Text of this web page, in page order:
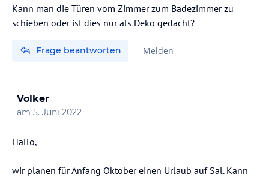
Kann man die Türen vom Zimmer zum Badezimmer zu
schieben oder ist dies nur als Deko gedacht?
Frage beantworten Melden
Volker
am 5. Juni 2022
Hallo,
wir planen für Anfang Oktober einen Urlaub auf Sal. Kann